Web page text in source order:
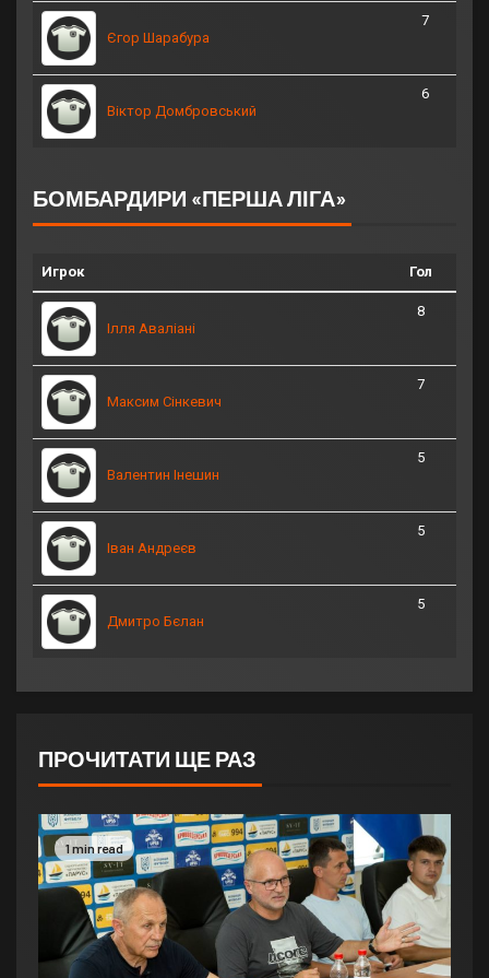
Єгор Шарабура
7
Віктор Домбровський
6
БОМБАРДИРИ «ПЕРША ЛІГА»
Игрок Гол
Ілля Аваліані
8
Максим Сінкевич
7
Валентин Інешин
5
Іван Андреєв
5
Дмитро Бєлан
5
ПРОЧИТАТИ ЩЕ РАЗ
1 min read